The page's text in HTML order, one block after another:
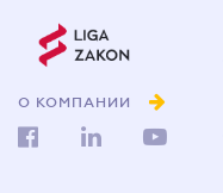
О КОМПАНИИ